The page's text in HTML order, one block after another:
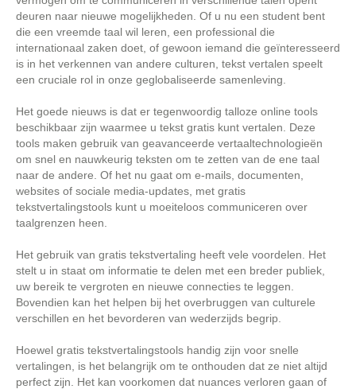
deuren naar nieuwe mogelijkheden. Of u nu een student bent
die een vreemde taal wil leren, een professional die
internationaal zaken doet, of gewoon iemand die geïnteresseerd
is in het verkennen van andere culturen, tekst vertalen speelt
een cruciale rol in onze geglobaliseerde samenleving.
Het goede nieuws is dat er tegenwoordig talloze online tools
beschikbaar zijn waarmee u tekst gratis kunt vertalen. Deze
tools maken gebruik van geavanceerde vertaaltechnologieën
om snel en nauwkeurig teksten om te zetten van de ene taal
naar de andere. Of het nu gaat om e-mails, documenten,
websites of sociale media-updates, met gratis
tekstvertalingstools kunt u moeiteloos communiceren over
taalgrenzen heen.
Het gebruik van gratis tekstvertaling heeft vele voordelen. Het
stelt u in staat om informatie te delen met een breder publiek,
uw bereik te vergroten en nieuwe connecties te leggen.
Bovendien kan het helpen bij het overbruggen van culturele
verschillen en het bevorderen van wederzijds begrip.
Hoewel gratis tekstvertalingstools handig zijn voor snelle
vertalingen, is het belangrijk om te onthouden dat ze niet altijd
perfect zijn. Het kan voorkomen dat nuances verloren gaan of